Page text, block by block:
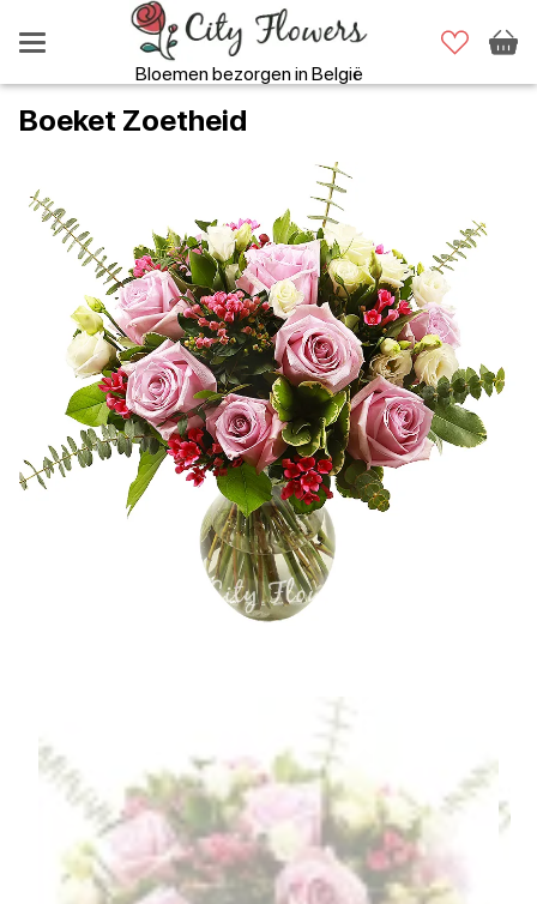
Bloemen bezorgen in België
Boeket Zoetheid